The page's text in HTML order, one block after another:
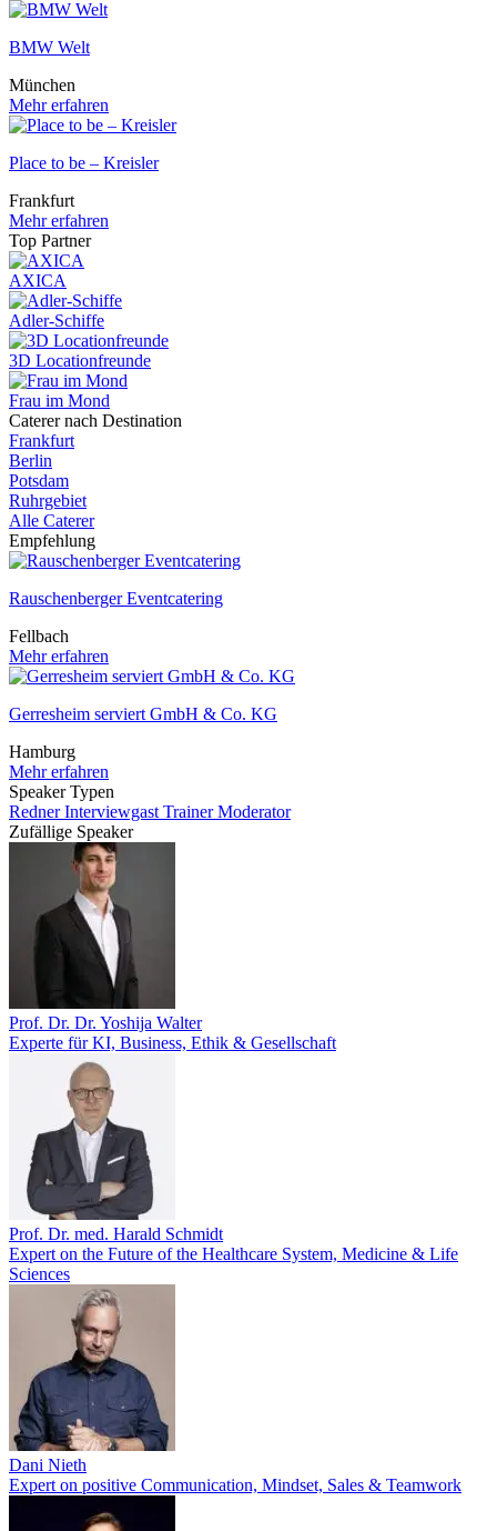
BMW Welt
München
Mehr erfahren
Place to be – Kreisler
Frankfurt
Mehr erfahren
Top Partner
AXICA
Adler-Schiffe
3D Locationfreunde
Frau im Mond
Caterer nach Destination
Frankfurt
Berlin
Potsdam
Ruhrgebiet
Alle Caterer
Empfehlung
Rauschenberger Eventcatering
Fellbach
Mehr erfahren
Gerresheim serviert GmbH & Co. KG
Hamburg
Mehr erfahren
Speaker Typen
RednerInterviewgast TrainerModerator
Zufällige Speaker
Prof. Dr. Dr. Yoshija Walter
Experte für KI, Business, Ethik & Gesellschaft
Prof. Dr. med. Harald Schmidt
Expert on the Future of the Healthcare System, Medicine & Life
Sciences
Dani Nieth
Expert on positive Communication, Mindset, Sales & Teamwork